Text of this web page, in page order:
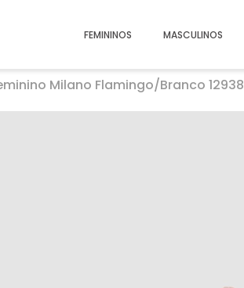
FEMININOS MASCULINOS
Milano Flamingo/Branco 12938